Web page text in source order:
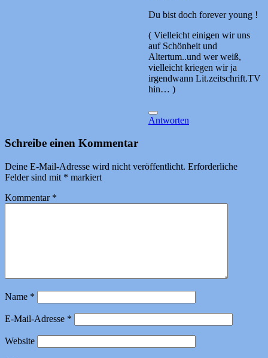
Du bist doch forever young !
( Vielleicht einigen wir uns
auf Schönheit und
Altertum..und wer weiß,
vielleicht kriegen wir ja
irgendwann Lit.zeitschrift.TV
hin… )
Antworten
Schreibe einen Kommentar
Deine E-Mail-Adresse wird nicht veröffentlicht. Erforderliche
Felder sind mit * markiert
Kommentar *
Name *
E-Mail-Adresse *
Website